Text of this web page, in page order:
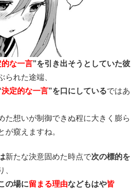
な一言”を引き出そうとしていた彼
られた途端、
決定的な一言”を口にしているではあ
た想いが制御できぬ程に大きく膨ら
が窺えますね。
新たな決意固めた時点で次の標的を
、
の場に留まる理由などもはや皆